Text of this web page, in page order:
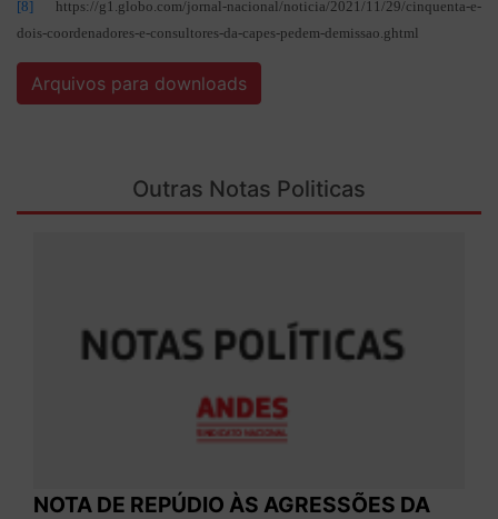
[8] https://g1.globo.com/jornal-nacional/noticia/2021/11/29/cinquenta-e-
dois-coordenadores-e-consultores-da-capes-pedem-demissao.ghtml
Arquivos para downloads
Outras Notas Politicas
NOTA DE REPÚDIO ÀS AGRESSÕES DA